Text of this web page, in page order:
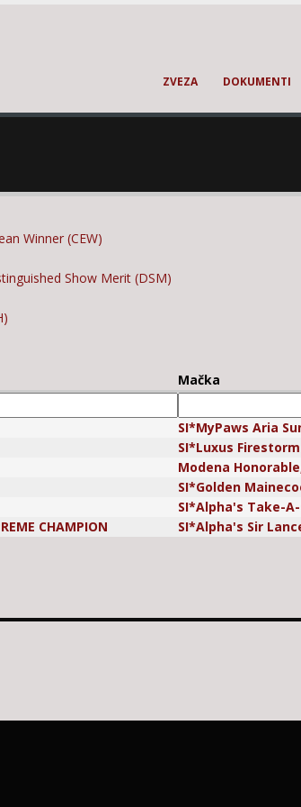
ZVEZA DOKUMENTI
Winner (CEW)
Show Merit (DSM)
Mačka
SI*MyPaws Aria
SI*Luxus Firestorm
Modena
SI*Golden
SI*Alpha's Take-
CHAMPION SI*Alpha's Sir